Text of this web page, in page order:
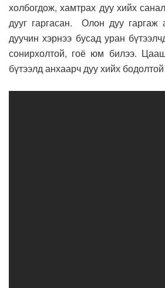
холбогдож, хамтрах дуу хийх
дууг гаргасан. Олон дуу гаргаж
дуучин хэрнээ бусад уран
сонирхолтой, гоё юм билээ.
бүтээлд анхаарч дуу хийх